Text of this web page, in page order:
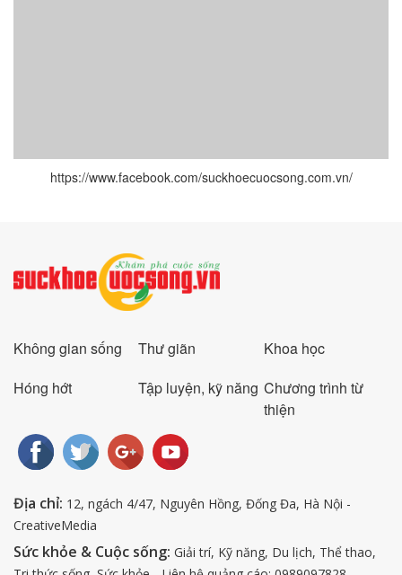
https://www.facebook.com/suckhoecuocsong.com.vn/
Không gian sống Thư giãn
Khoa học
Hóng hớt
Tập luyện, kỹ năng Chương trình từ
thiện
Địa chỉ: 12, ngách 4/47, Nguyên Hồng, Đống Đa, Hà Nội -
CreativeMedia
Sức khỏe & Cuộc sống: Giải trí, Kỹ năng, Du lịch, Thể thao,